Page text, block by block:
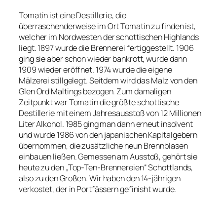
Tomatin ist eine Destillerie, die
überraschenderweise im Ort Tomatin zu finden ist,
welcher im Nordwesten der schottischen Highlands
liegt. 1897 wurde die Brennerei fertiggestellt. 1906
ging sie aber schon wieder bankrott, wurde dann
1909 wieder eröffnet. 1974 wurde die eigene
Mälzerei stillgelegt. Seitdem wird das Malz von den
Glen Ord Maltings bezogen. Zum damaligen
Zeitpunkt war Tomatin die größte schottische
Destillerie mit einem Jahresausstoß von 12 Millionen
Liter Alkohol. 1985 ging man dann erneut insolvent
und wurde 1986 von den japanischen Kapitalgebern
übernommen, die zusätzliche neun Brennblasen
einbauen ließen. Gemessen am Ausstoß, gehört sie
heute zu den „Top-Ten-Brennereien“ Schottlands,
also zu den Großen. Wir haben den 14-jährigen
verkostet, der in Portfässern gefinisht wurde.